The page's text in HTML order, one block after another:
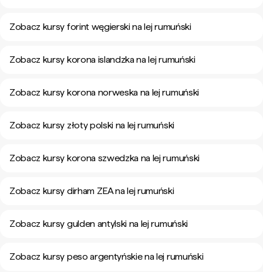
Zobacz kursy forint węgierski na lej rumuński
Zobacz kursy korona islandzka na lej rumuński
Zobacz kursy korona norweska na lej rumuński
Zobacz kursy złoty polski na lej rumuński
Zobacz kursy korona szwedzka na lej rumuński
Zobacz kursy dirham ZEA na lej rumuński
Zobacz kursy gulden antylski na lej rumuński
Zobacz kursy peso argentyńskie na lej rumuński